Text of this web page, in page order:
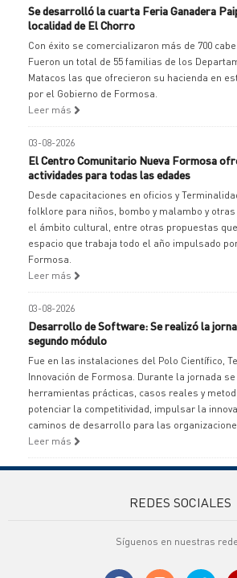
Se desarrolló la cuarta Feria Ganadera
localidad de El Chorro
Con éxito se comercializaron más de 700
Fueron un total de 55 familias de los
Matacos las que ofrecieron su hacienda en
por el Gobierno de Formosa.
Leer más
03-08-2026
El Centro Comunitario Nueva Formosa
actividades para todas las edades
Desde capacitaciones en oficios y
folklore para niños, bombo y malambo y
el ámbito cultural, entre otras propuestas
espacio que trabaja todo el año impulsado
Formosa.
Leer más
03-08-2026
Desarrollo de Software: Se realizó la
segundo módulo
Fue en las instalaciones del Polo Científico,
Innovación de Formosa. Durante la jornada
herramientas prácticas, casos reales y
potenciar la competitividad, impulsar la
caminos de desarrollo para las
Leer más
REDES SOCIALES
Síguenos en nuestras